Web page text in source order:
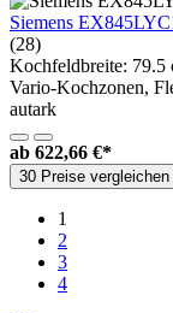
Siemens
(28)
Kochfeldbreite: 79.5
Vario-Kochzonen,
autark
ab 622,66 €*
30 Preise vergleichen
1
2
3
4